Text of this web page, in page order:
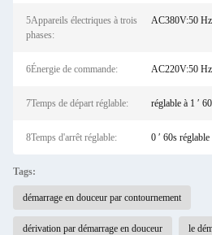
5Appareils électriques à trois
phases:
AC380V:50
6Énergie de commande: AC220V:50
7Temps de départ réglable: réglable à 1 ′
8Temps d'arrêt réglable: 0 ′ 60s réglable
Tags:
démarrage en douceur par contournement
dérivation par démarrage en douceur le